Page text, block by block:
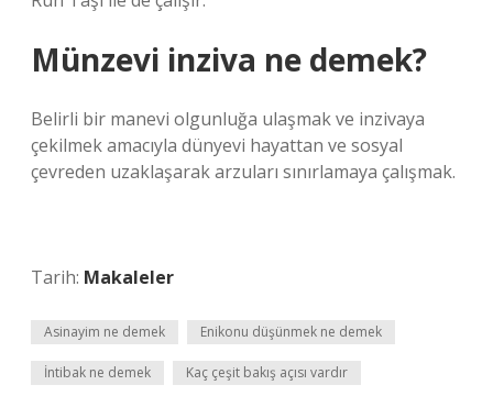
Münzevi inziva ne demek?
Belirli bir manevi olgunluğa ulaşmak ve inzivaya
çekilmek amacıyla dünyevi hayattan ve sosyal
çevreden uzaklaşarak arzuları sınırlamaya çalışmak.
Tarih: Makaleler
Asinayim ne demek Enikonu düşünmek ne demek
İntibak ne demek Kaç çeşit bakış açısı vardır